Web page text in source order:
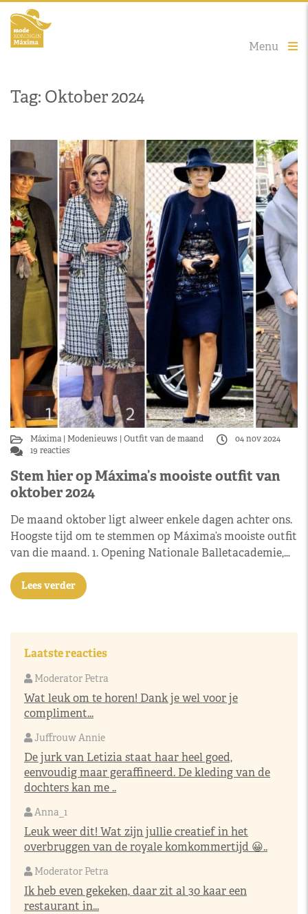
Menu
Tag: Oktober 2024
Máxima Modenieuws Outfit van de maand
04 nov 2024
19 reacties
Stem hier op Máxima’s mooiste outfit van
oktober 2024
De maand oktober ligt alweer enkele dagen achter ons.
Hoogste tijd om te stemmen op Máxima’s mooiste outfit
van die maand. 1. Opening Nationale Balletacademie,…
Lees verder
Laatste reacties
Moderator Petra
Wat leuk om te horen! Dank je wel voor je
compliment...
Juffrouw Annie
De jurk van Letizia staat haar heel goed,
eenvoudig maar geraffineerd. De kleding van de
dochters kan me ..
Anna_1
Leuk weer dit! Wat zijn jullie creatief in het
overbruggen van de royale komkommertijd 😀..
Moderator Petra
Ik heb even gekeken, daar zit al 30 kaar een
restaurant in...